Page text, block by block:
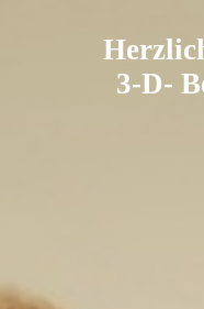
3-D-